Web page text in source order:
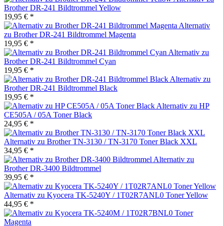
Brother DR-241 Bildtrommel Yellow
19,95 € *
Alternativ
zu Brother DR-241 Bildtrommel Magenta
19,95 € *
Alternativ zu
Brother DR-241 Bildtrommel Cyan
19,95 € *
Alternativ zu
Brother DR-241 Bildtrommel Black
19,95 € *
Alternativ zu HP
CE505A / 05A Toner Black
24,95 € *
Alternativ zu Brother TN-3130 / TN-3170 Toner Black XXL
34,95 € *
Alternativ zu
Brother DR-3400 Bildtrommel
39,95 € *
Alternativ zu Kyocera TK-5240Y / 1T02R7ANL0 Toner Yellow
44,95 € *